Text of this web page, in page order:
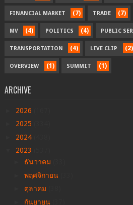
FINANCIAL MARKET (7) TRADE (7)
MV (4) POLITICS (4) PUBLIC
TRANSPORTATION (4) LIVE CLIP (2)
OVERVIEW (1) SUMMIT (1)
ARCHIVE
2026
2025
2024
2023
ธันวาคม
พฤศจิกายน
ตุลาคม
กันยายน